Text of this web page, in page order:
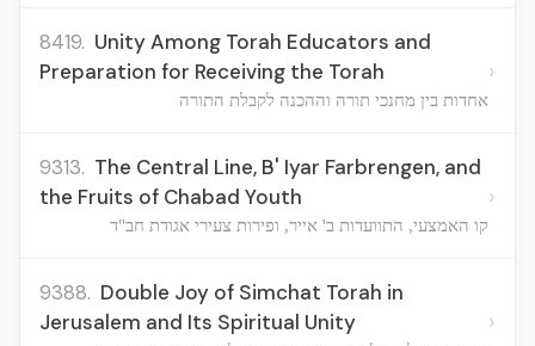
8419. Unity Among Torah Educators and
Preparation for Receiving the Torah
אחדות בין מחנכי תורה וההכנה לקבלת התורה
›
9313. The Central Line, B' Iyar Farbrengen, and
the Fruits of Chabad Youth
קו האמצעי, התוועדות ב' אייר, ופירות צעירי אגודת חב"ד
›
9388. Double Joy of Simchat Torah in
Jerusalem and Its Spiritual Unity
›